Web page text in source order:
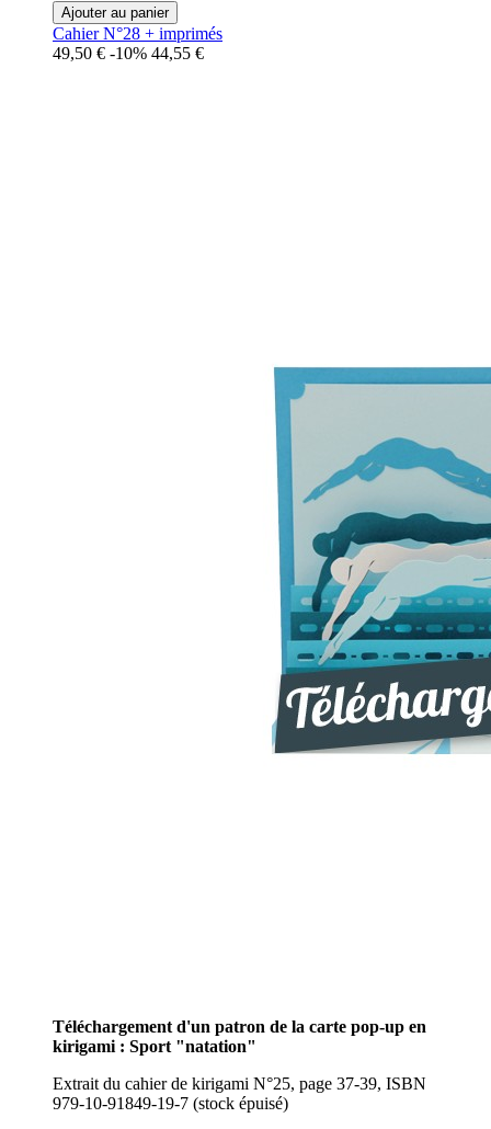
Ajouter au panier
Cahier N°28 + imprimés
49,50 € -10% 44,55 €
Téléchargement d'un patron de la carte pop-up en
kirigami : Sport "natation"
Extrait du cahier de kirigami N°25, page 37-39, ISBN
979-10-91849-19-7 (stock épuisé)